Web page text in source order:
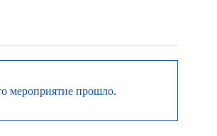
мероприятие прошло.